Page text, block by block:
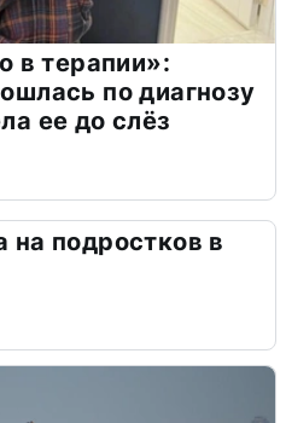
в терапии»:
по диагнозу
ее до слёз
на подростков в